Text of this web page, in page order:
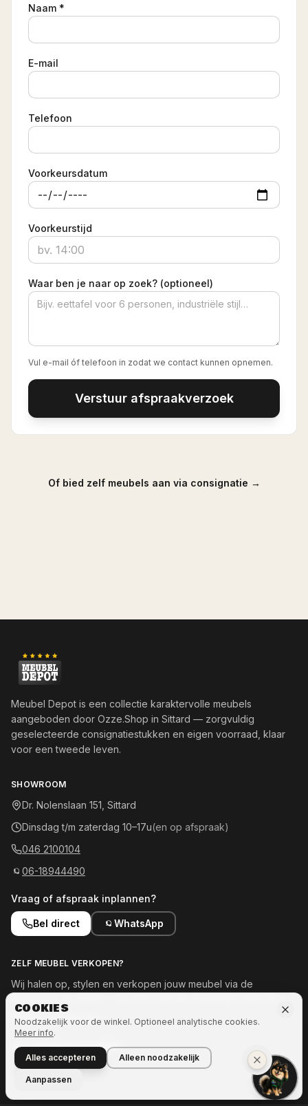
Naam *
E-mail
Telefoon
Voorkeursdatum
Voorkeurstijd
Waar ben je naar op zoek? (optioneel)
Vul e-mail óf telefoon in zodat we contact kunnen opnemen.
Verstuur afspraakverzoek
Of bied zelf meubels aan via consignatie →
Meubel Depot is een collectie karaktervolle meubels
aangeboden door Ozze.Shop in Sittard — zorgvuldig
geselecteerde consignatiestukken en eigen voorraad, klaar
voor een tweede leven.
SHOWROOM
Dr. Nolenslaan 151, Sittard
Dinsdag t/m zaterdag 10–17u(en op afspraak)
046 2100104
06-18944490
Vraag of afspraak inplannen?
Bel direct WhatsApp
ZELF MEUBEL VERKOPEN?
Wij halen op, stylen en verkopen jouw meubel via de
Meld je meubel aan →
OOK INTERESSE IN MEER?
Naar Ozze.Shop →
COOKIES
Noodzakelijk voor de winkel. Optioneel analytische cookies.
Meer info.
Alles accepteren Alleen noodzakelijk
Aanpassen